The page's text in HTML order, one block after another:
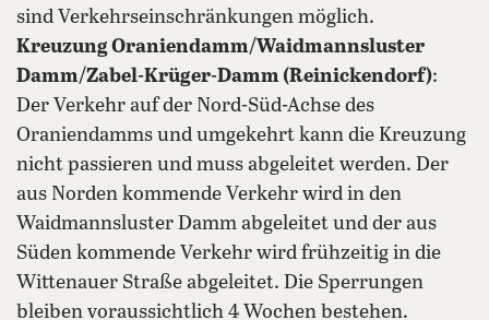
sind Verkehrseinschränkungen möglich.
Kreuzung Oraniendamm/Waidmannsluster
Damm/Zabel-Krüger-Damm (Reinickendorf):
Der Verkehr auf der Nord-Süd-Achse des
Oraniendamms und umgekehrt kann die Kreuzung
nicht passieren und muss abgeleitet werden. Der
aus Norden kommende Verkehr wird in den
Waidmannsluster Damm abgeleitet und der aus
Süden kommende Verkehr wird frühzeitig in die
Wittenauer Straße abgeleitet. Die Sperrungen
bleiben voraussichtlich 4 Wochen bestehen.